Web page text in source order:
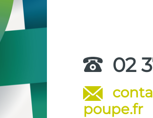
02
poupe.fr